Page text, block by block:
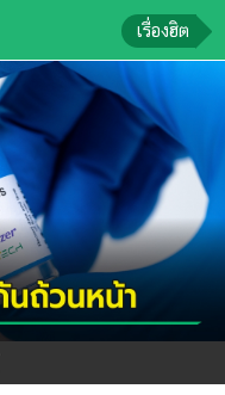
เรื่องฮิต